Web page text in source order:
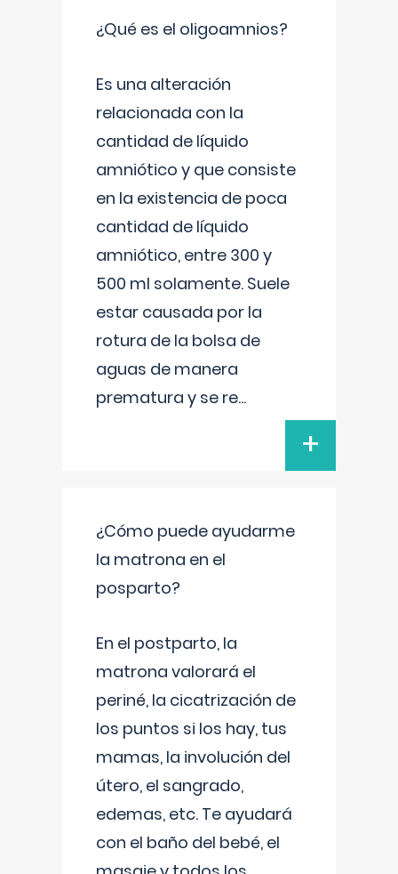
¿Qué es el oligoamnios?
Es una alteración
relacionada con la
cantidad de líquido
amniótico y que consiste
en la existencia de poca
cantidad de líquido
amniótico, entre 300 y
500 ml solamente. Suele
estar causada por la
rotura de la bolsa de
aguas de manera
prematura y se re...
+
¿Cómo puede ayudarme
la matrona en el
posparto?
En el postparto, la
matrona valorará el
periné, la cicatrización de
los puntos si los hay, tus
mamas, la involución del
útero, el sangrado,
edemas, etc. Te ayudará
con el baño del bebé, el